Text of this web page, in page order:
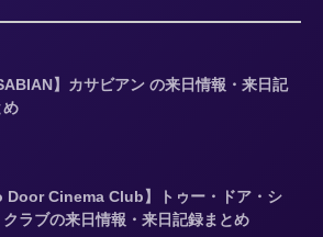
】カサビアン の来日情報・来日記
め
Door Cinema Club】トゥー・ドア・シ
ラブの来日情報・来日記録まとめ